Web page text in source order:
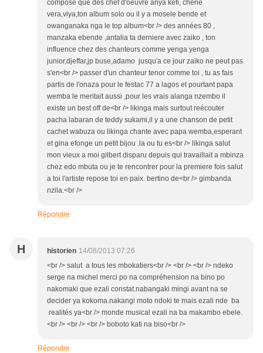
composé que des chef d'oeuvre ariya kefi, cherie
vera,viya,ton album solo ou il y a mosele bende et
owanganaka nga le top album<br /> des années 80 ,
manzaka ebende ,antalia ta derniere avec zaiko , ton
influence chez des chanteurs comme yenga yenga
junior,djeffar,jp buse,adamo jusqu'a ce jour zaiko ne peut pas
s'en<br /> passer d'un chanteur tenor comme toi , tu as fais
partis de l'onaza pour le festac 77 a lagos et pourtant papa
wemba le meritait aussi ,pour les vrais alanga nzembo il
existe un best off de<br /> likinga mais surtout reécouter
pacha labaran de teddy sukami,il y a une chanson de petit
cachet wabuza ou likinga chante avec papa wemba,esperant
et gina efonge un petit bijou .la ou tu es<br /> likinga salut
mon vieux a moi gilbert disparu depuis qui travaillait a mbinza
chez edo mbuta ou je te rencontrer pour la premiere fois salut
a toi l'artiste repose toi en paix. bertino de<br /> gimbanda
nzila.<br />
Répondre
H historien 14/08/2013 07:26
<br /> salut a tous les mbokatiers<br /> <br /> <br /> ndeko
serge na michel merci po na compréhension na bino po
nakomaki que ezali constat.nabangaki mingi avant na se
decider ya kokoma.nakangi moto ndoki te mais ezali nde ba
realités ya<br /> monde musical ezali na ba makambo ebele.
<br /> <br /> <br /> boboto kati na biso<br />
Répondre